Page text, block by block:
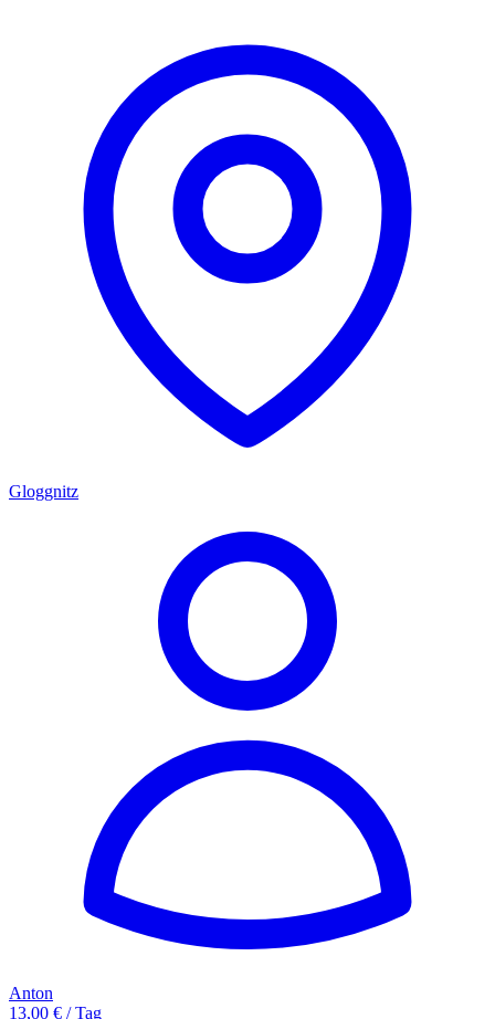
Gloggnitz
Anton
13,00 € / Tag